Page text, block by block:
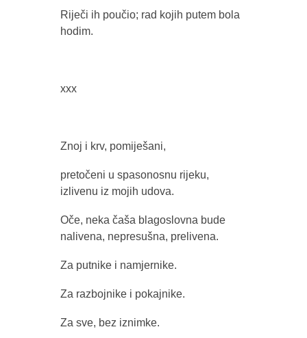
Riječi ih poučio; rad kojih putem bola
hodim.
xxx
Znoj i krv, pomiješani,
pretočeni u spasonosnu rijeku,
izlivenu iz mojih udova.
Oče, neka čaša blagoslovna bude
nalivena, nepresušna, prelivena.
Za putnike i namjernike.
Za razbojnike i pokajnike.
Za sve, bez iznimke.